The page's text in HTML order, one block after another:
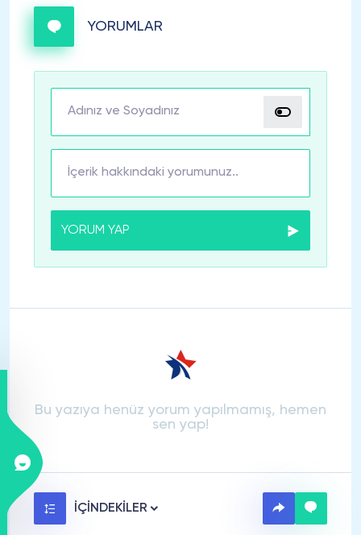
YORUMLAR
YORUM YAP
Bu yazıya henüz yorum yapılmamış, hemen
sen yap!
İÇİNDEKİLER